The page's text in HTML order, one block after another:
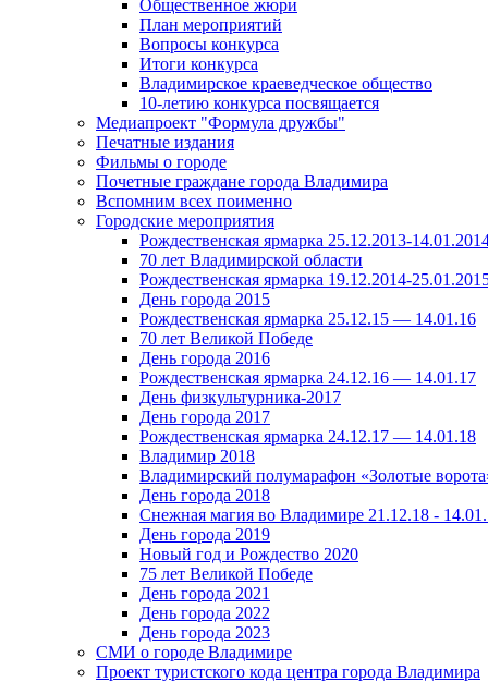
Общественное жюри
План мероприятий
Вопросы конкурса
Итоги конкурса
Владимирское краеведческое общество
10-летию конкурса посвящается
Медиапроект "Формула дружбы"
Печатные издания
Фильмы о городе
Почетные граждане города Владимира
Вспомним всех поименно
Городские мероприятия
Рождественская ярмарка 25.12.2013-
70 лет Владимирской области
Рождественская ярмарка 19.12.2014-
День города 2015
Рождественская ярмарка 25.12.15 — 14.01.16
70 лет Великой Победе
День города 2016
Рождественская ярмарка 24.12.16 — 14.01.17
День физкультурника-2017
День города 2017
Рождественская ярмарка 24.12.17 — 14.01.18
Владимир 2018
Владимирский полумарафон «Золотые
День города 2018
Снежная магия во Владимире 21.12.18 -
День города 2019
Новый год и Рождество 2020
75 лет Великой Победе
День города 2021
День города 2022
День города 2023
СМИ о городе Владимире
Проект туристского кода центра города Владимира